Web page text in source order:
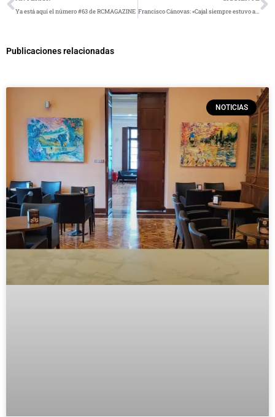
Ya está aquí el número #63 de RCMAGAZINE Francisco Cánovas: «Cajal siempre estuvo al lado de los españoles»
Publicaciones relacionadas
NOTICIAS